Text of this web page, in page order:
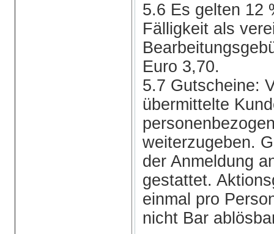
5.6 Es gelten 12
Fälligkeit als
Euro 3,70.
5.7 Gutscheine:
übermittelte
weiterzugeben.
der Anmeldung
gestattet.
einmal pro
nicht Bar